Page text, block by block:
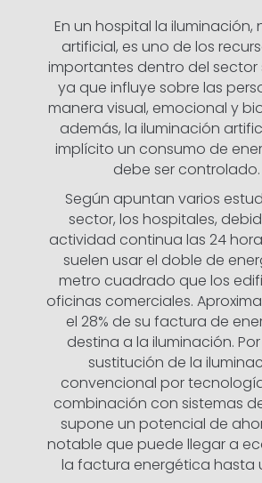
En un hospital la iluminación,
artificial, es uno de los
importantes dentro del sector
ya que influye sobre las
manera visual, emocional y
además, la iluminación
implícito un consumo de
debe ser controlado.
Según apuntan varios
sector, los hospitales,
actividad continua las 24
suelen usar el doble de
metro cuadrado que los
oficinas comerciales.
el 28% de su factura de
destina a la iluminación. Por
sustitución de la
convencional por tecnología
combinación con sistemas
supone un potencial de
notable que puede llegar a
la factura energética hasta